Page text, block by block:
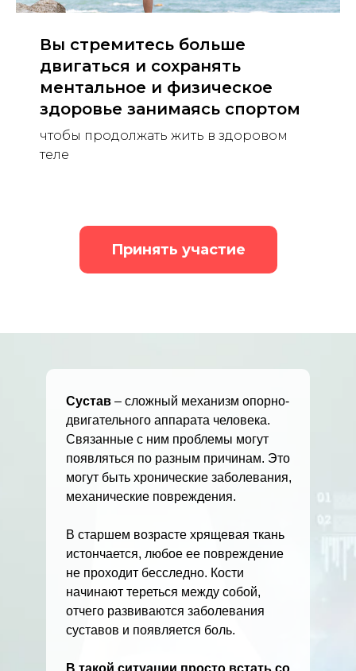
Вы стремитесь больше
двигаться и сохранять
ментальное и физическое
здоровье занимаясь спортом
чтобы продолжать жить в здоровом
теле
Принять участие
Сустав – сложный механизм опорно-
двигательного аппарата человека.
Связанные с ним проблемы могут
появляться по разным причинам. Это
могут быть хронические заболевания,
механические повреждения.
В старшем возрасте хрящевая ткань
истончается, любое ее повреждение
не проходит бесследно. Кости
начинают тереться между собой,
отчего развиваются заболевания
суставов и появляется боль.
В такой ситуации просто встать со